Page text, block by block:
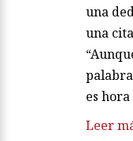
una
una
es
Leer